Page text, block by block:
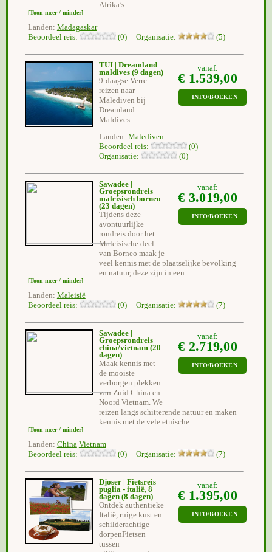
Afrika’s...
[Toon meer / minder]
Landen: Madagaskar
Beoordeel reis:
(0) Organisatie: (5)
vanaf:
€ 1.539,00
INFO/BOEKEN
TUI | Dreamland
maldives (9 dagen)
9-daagse Verre
reizen naar
Malediven bij
Dreamland
Maldives
Landen:Malediven
Beoordeel reis:
(0)
Organisatie:
(0)
vanaf:
€ 3.019,00
INFO/BOEKEN
Sawadee |
Groepsrondreis
maleisisch borneo
(23 dagen)
Tijdens deze
avontuurlijke
rondreis door het
Maleisische deel
van Borneo maak je
veel kennis met de plaatselijke bevolking
en natuur, deze zijn in een...
[Toon meer / minder]
Landen: Maleisië
Beoordeel reis:
(0) Organisatie: (7)
vanaf:
€ 2.719,00
INFO/BOEKEN
Sawadee |
Groepsrondreis
china/vietnam (20
dagen)
Maak kennis met
de mooiste
verborgen plekken
van Zuid China en
Noord Vietnam. We
reizen langs schitterende natuur en maken
kennis met de vele etnische...
[Toon meer / minder]
Landen: China Vietnam
Beoordeel reis:
(0) Organisatie: (7)
vanaf:
€ 1.395,00
INFO/BOEKEN
Djoser | Fietsreis
puglia - italië, 8
dagen (8 dagen)
Ontdek authentieke
Italië, ruige kust en
schilderachtige
dorpenFietsen
tussen